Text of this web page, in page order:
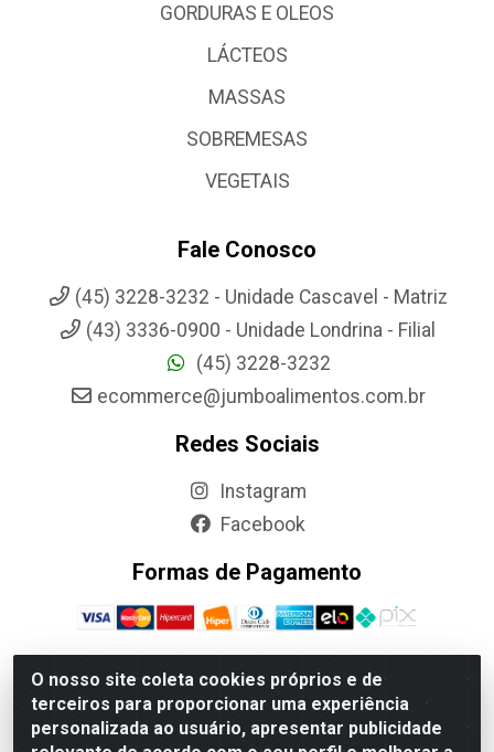
O nosso site coleta cookies próprios e de
terceiros para proporcionar uma experiência
personalizada ao usuário, apresentar publicidade
GORDURAS E OLEOS
LÁCTEOS
MASSAS
SOBREMESAS
VEGETAIS
Fale Conosco
(45) 3228-3232 - Unidade Cascavel - Matriz
(43) 3336-0900 - Unidade Londrina - Filial
(45) 3228-3232
ecommerce@jumboalimentos.com.br
Redes Sociais
Instagram
Facebook
Formas de Pagamento
Jumbo Alimentos Cascavel - Matriz - Rua Itatiba Do Sul, 161 -
Santos Dumont, Cascavel-PR - CEP 85804-700- CNPJ